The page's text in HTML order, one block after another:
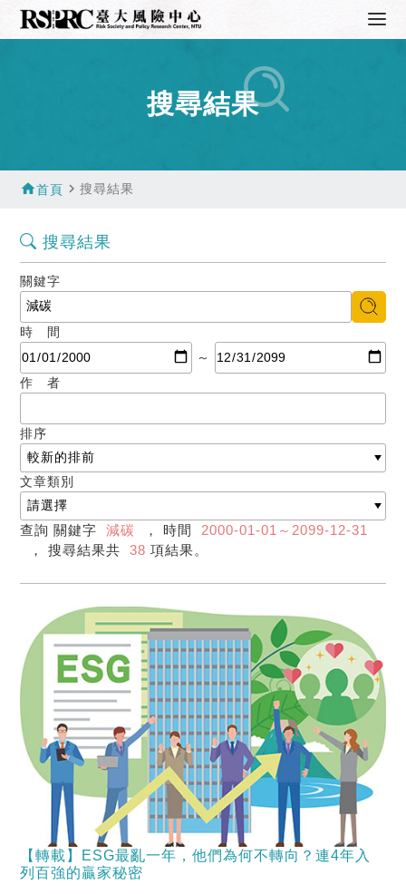
搜尋結果
home首頁 navigate_next搜尋結果
搜尋結果
關鍵字
時 間
～
作 者
排序
文章類別
查詢 關鍵字減碳 ， 時間 2000-01-01～2099-12-31
， 搜尋結果共38 項結果。
【轉載】ESG最亂一年，他們為何不轉向？連4年入
列百強的贏家秘密